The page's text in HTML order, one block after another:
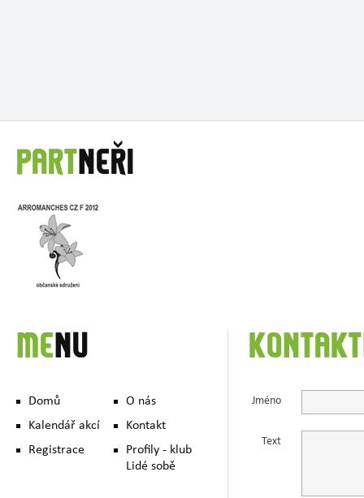
PARTNEŘI
MENU
Domů
O nás
Kalendář akcí
Kontakt
Registrace
Profily - klub
Lidé sobě
Jméno
Text